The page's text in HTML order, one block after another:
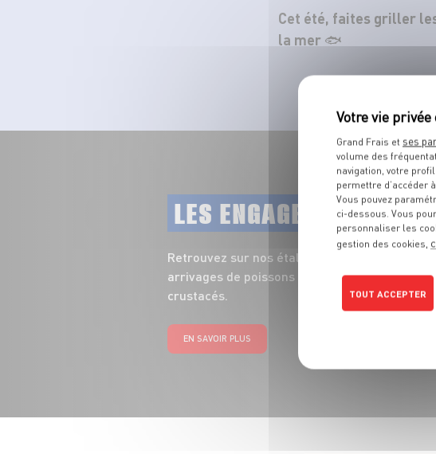
Cet été, faites griller
la mer 🐟
LES ENGAGEMENTSDE
Retrouvez sur nos étals toute la fraîcheur de
arrivages de poissons entiers, filets,
crustacés.
EN SAVOIR PLUS
Grand Frais et ses
volume des
navigation, votre
permettre d’accéder
Vous pouvez
ci-dessous. Vous
personnaliser les
gestion des cookies,
TOUT ACCEPTER